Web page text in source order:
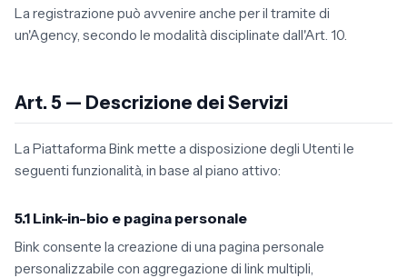
La registrazione può avvenire anche per il tramite di
un'Agency, secondo le modalità disciplinate dall'Art. 10.
Art. 5 — Descrizione dei Servizi
La Piattaforma Bink mette a disposizione degli Utenti le
seguenti funzionalità, in base al piano attivo:
5.1 Link-in-bio e pagina personale
Bink consente la creazione di una pagina personale
personalizzabile con aggregazione di link multipli,